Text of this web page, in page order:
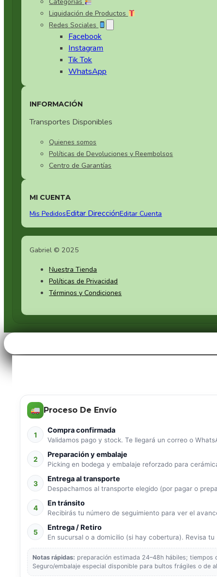
Categorías
Liquidación de Productos
Redes Sociales
Facebook
Instagram
Tik Tok
WhatsApp
INFORMACIÓN
Transportes Disponibles
Quienes somos
Políticas de Devoluciones y Reembolsos
Centro de Garantías
MI CUENTA
Mis PedidosEditar DirecciónEditar Cuenta
Gabriel © 2025
Nuestra Tienda
Políticas de Privacidad
Términos y Condiciones
Proceso De Envío
1 Compra confirmada
Validamos pago y stock. Te llegará un correo o
2 Preparación y embalaje
Picking en bodega y embalaje reforzado para
3 Entrega al transporte
Despachamos al transporte elegido (por pagar o
4 En tránsito
Recibirás tu número de seguimiento para ver el
5 Entrega / Retiro
En sucursal o a domicilio (si hay cobertura). Revisa
Notas rápidas: preparación estimada 24–48h hábiles;
Seguro/embalaje especial disponible para bultos frágiles o de